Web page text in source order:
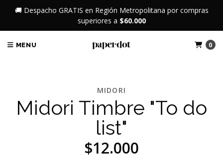
🚚 Despacho GRATIS en Región Metropolitana por compras
superiores a $60.000
MENU 0
MIDORI
Midori Timbre "To do
list"
$12.000